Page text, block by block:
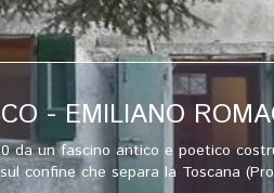
CESENA
D7 anno 2002, vicino uscita
pavimentato in calcestruzzo di